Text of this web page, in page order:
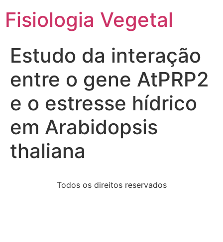
Fisiologia Vegetal
Estudo da interação
entre o gene AtPRP2
e o estresse hídrico
em Arabidopsis
thaliana
Todos os direitos reservados